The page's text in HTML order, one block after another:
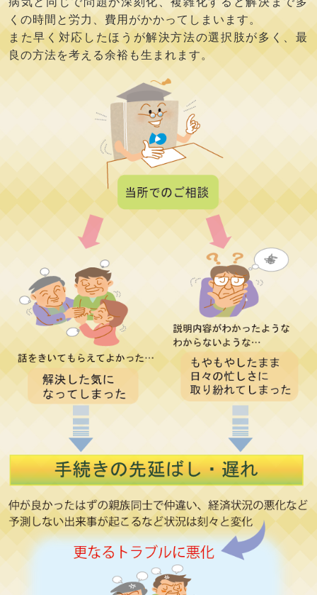
くの時間と労力、費用がかかってしまいます。
また早く対応したほうが解決方法の選択肢が多く、最
良の方法を考える余裕も生まれます。